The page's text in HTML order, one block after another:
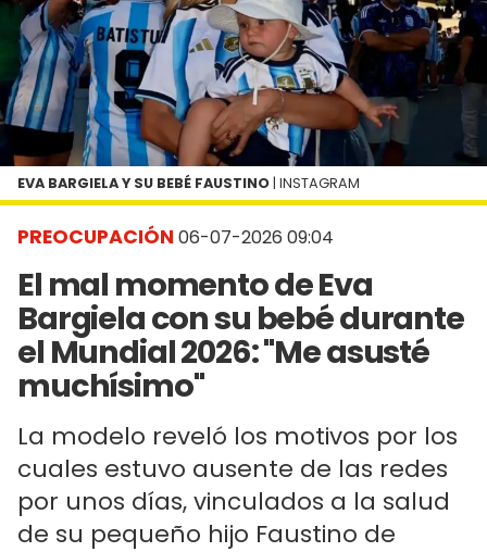
PREOCUPACIÓN 06-07-2026 09:04
El mal momento de Eva
Bargiela con su bebé durante
el Mundial 2026: "Me asusté
muchísimo"
La modelo reveló los motivos por los
cuales estuvo ausente de las redes
por unos días, vinculados a la salud
de su pequeño hijo Faustino de
EVA BARGIELA Y SU BEBÉ FAUSTINO | INSTAGRAM